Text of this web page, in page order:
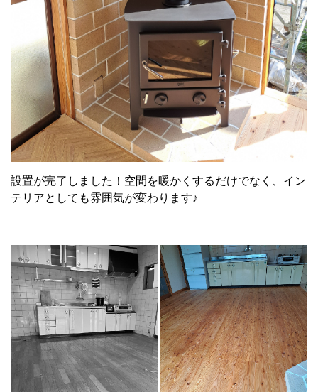
設置が完了しました！空間を暖かくするだけでなく、イン
テリアとしても雰囲気が変わります♪